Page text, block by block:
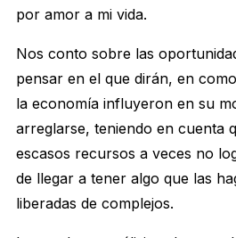
por amor a mi vida.
Nos conto sobre las
pensar en el que dirán, en
la economía influyeron en su
arreglarse, teniendo en cuenta
escasos recursos a veces no
de llegar a tener algo que las
liberadas de complejos.